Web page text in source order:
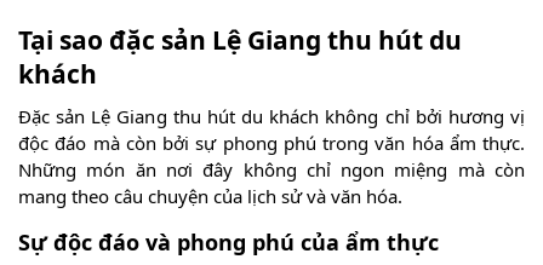
Tại sao đặc sản Lệ Giang thu hút du
khách
Đặc sản Lệ Giang thu hút du khách không chỉ bởi hương vị
độc đáo mà còn bởi sự phong phú trong văn hóa ẩm thực.
Những món ăn nơi đây không chỉ ngon miệng mà còn
mang theo câu chuyện của lịch sử và văn hóa.
Sự độc đáo và phong phú của ẩm thực